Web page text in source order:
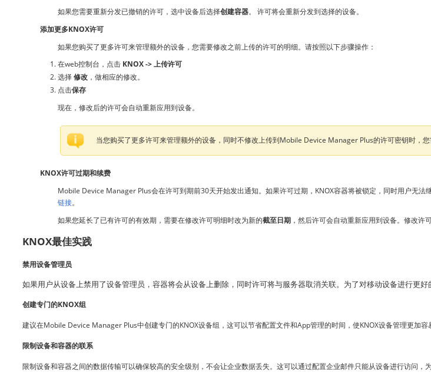
如果您需要重新分发已撤销的许可，选中设备后选择创建容器。 许可将会重新分发到选择的设备。
添加更多KNOX许可
如果您购买了更多许可来管理额外的设备，您需要修改之前上传的许可的明细。请按照以下步骤操作：
在web控制台，点击 KNOX -> 上传许可
选择修改 ， 做相应的修改。
点击保存
现在，修改后的许可会自动重新应用到设备。
当您购买了更多许可来管理额外的设备，同时不修改上传到Mobile Device Manager Plus的许可密钥时，您
KNOX许可过期和续费
Mobile Device Manager Plus会在许可到期前30天开始发出通知。如果许可过期，KNOX容器将被锁定，同时用户无
链接。
如果您延长了已有许可的有效期，需要在修改许可明细时改为新的截至日期 ，然后许可会自动重新应用到设备。修改许
KNOX最佳实践
禁用设备管理员
如果用户从设备上禁用了设备管理员，容器将会从设备上删除，同时许可将与服务器取消关联。为了对移动设备进行更
创建专门的KNOX组
建议在Mobile Device Manager Plus中创建专门的KNOX设备组，这可以节省配置文件和App管理的时间，使KNOX设备管理更加容
限制设备和容器的联系
限制设备和容器之间的数据传输可以确保较高的安全级别，不会让企业数据丢失。这可以通过配置企业邮件只能从设备进行访问，